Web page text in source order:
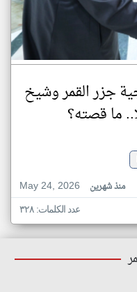
جزر القمر وشيخ
ما قصته؟
May 24, 2026
منذ شهرين
عدد الكلمات: ٣٢٨